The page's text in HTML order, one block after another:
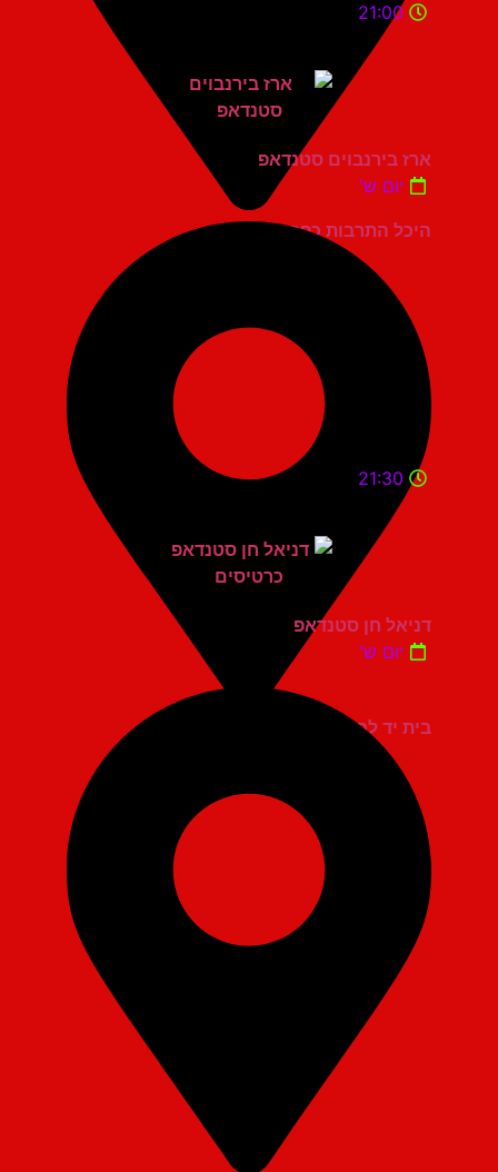
היכל התרבות כפר סבא
21:00
ארז בירנבוים סטנדאפ
יום ש'
בית יד לבנים אשדוד
21:30
דניאל חן סטנדאפ
יום ש'